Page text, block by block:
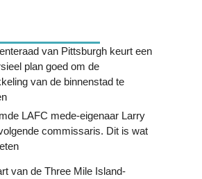
van Pittsburgh keurt een
plan goed om de
van de binnenstad te
LAFC mede-eigenaar Larry
commissaris. Dit is wat
van de Three Mile Island-